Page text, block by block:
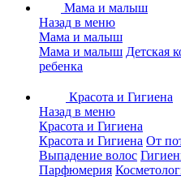
Мама и малыш
Назад в меню
Мама и малыш
Мама и малыш Детская
ребенка
Красота и Гигиена
Назад в меню
Красота и Гигиена
Красота и Гигиена От
Выпадение волос
Парфюмерия